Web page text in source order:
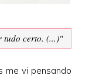
tudo certo. (...)"
me vi pensando